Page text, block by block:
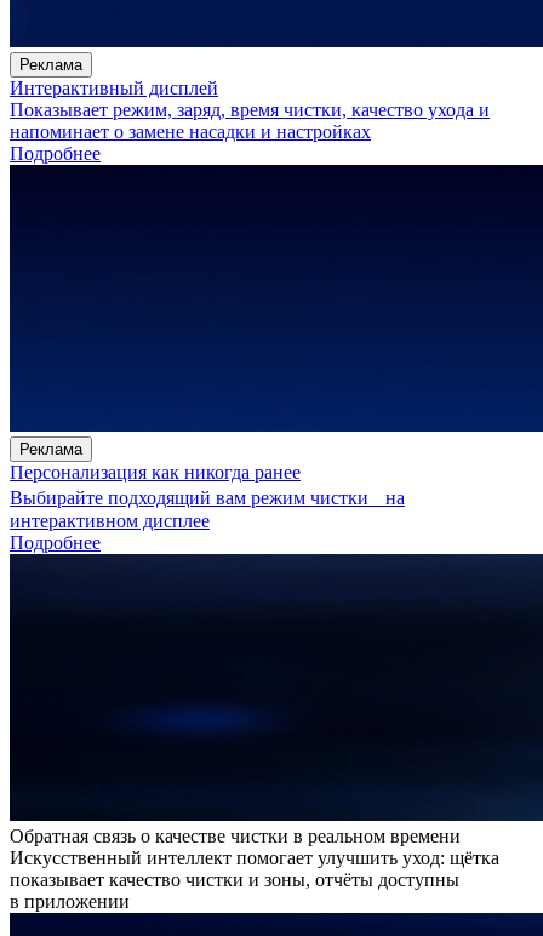
Реклама
Интерактивный дисплей
Показывает режим, заряд, время чистки, качество ухода и
напоминает о замене насадки и настройках
Подробнее
Реклама
Персонализация как никогда ранее
Выбирайте подходящий вам режим чистки на
интерактивном дисплее
Подробнее
Обратная связь о качестве чистки в реальном времени
Искусственный интеллект помогает улучшить уход: щётка
показывает качество чистки и зоны, отчёты доступны
в приложении